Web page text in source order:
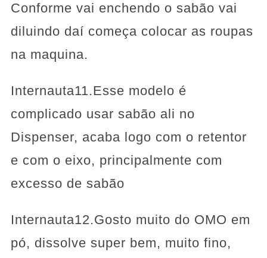
Conforme vai enchendo o sabão vai
diluindo daí começa colocar as roupas
na maquina.
Internauta11.Esse modelo é
complicado usar sabão ali no
Dispenser, acaba logo com o retentor
e com o eixo, principalmente com
excesso de sabão
Internauta12.Gosto muito do OMO em
pó, dissolve super bem, muito fino,